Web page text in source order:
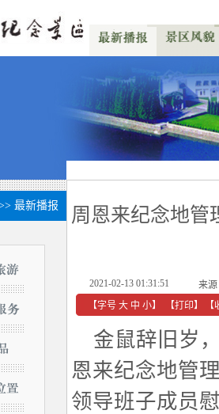
最新播报 周恩来纪念地管
2021-02-13 01:31:51
来
【字号 大 中 小】 【打印】
金鼠辞旧岁
恩来纪念地管
领导班子成员